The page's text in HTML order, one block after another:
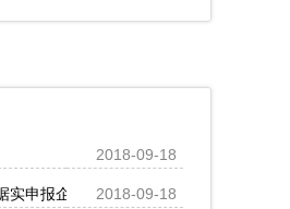
2018-09-18
实申报企业）2018-09-18